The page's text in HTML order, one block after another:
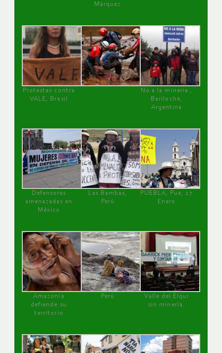
Márquez
Protestas contra
VALE, Brasil
No a la minería ,
Bariloche,
Argentina
Defensoras
amenazadas en
México
Las Bambas,
Perú
PUEBLA, Pue, 27
Enero
Amazonía
defiende su
territorio
Perú
Valle del Elqui
sin minería.